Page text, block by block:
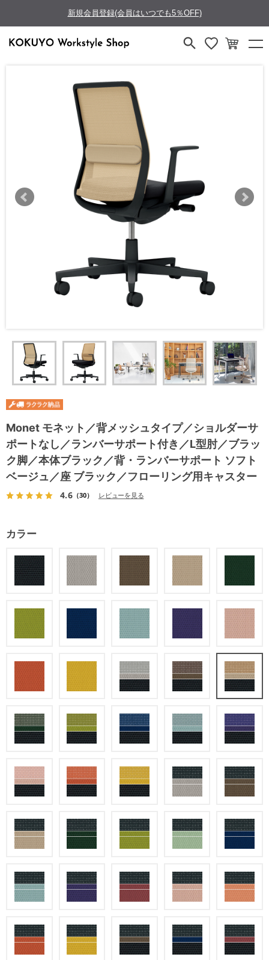
新規会員登録(会員はいつでも5％OFF)
Monet モネット／背メッシュタイプ／ショルダーサ
ポートなし／ランバーサポート付き／L型肘／ブラッ
ク脚／本体ブラック／背・ランバーサポート ソフト
ベージュ／座 ブラック／フローリング用キャスター
4.6（30） レビューを見る
カラー